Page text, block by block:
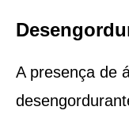
A presença de